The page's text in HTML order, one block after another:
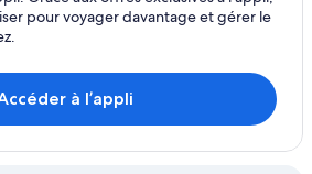
pour voyager davantage et gérer le
à l’appli